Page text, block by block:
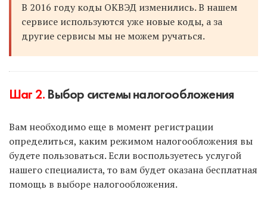
продаете что-то в розницу, но в будущем
перейдете на опт. Или вы оказываете услуги
по ремонту одежды и обуви, а позже
проставить коды с запасом.
деятельности, а данного кода при
регистрации не было проставлено, то вы
всегда сможете отправить в налоговую
уведомление о добавлении новых ОКВЭД.
Не выбирайте ВСЕ коды, чтобы «не
В 2016 году коды ОКВЭД изменились. В нашем
сервисе используются уже новые коды, а за
другие сервисы мы не можем ручаться.
Шаг 2. Выбор системы налогообложения
Вам необходимо еще в момент регистрации
определиться, каким режимом налогообложения вы
будете пользоваться. Если воспользуетесь услугой
нашего специалиста, то вам будет оказана бесплатная
помощь в выборе налогообложения.